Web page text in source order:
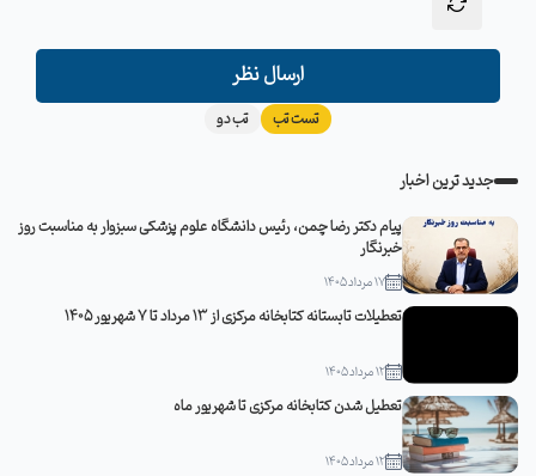
ارسال نظر
تست تب تب دو
جدید ترین اخبار
پیام دکتر رضا چمن، رئیس دانشگاه علوم پزشکی سبزوار به مناسبت روز
خبرنگار
17 مرداد 1405
تعطیلات تابستانه کتابخانه مرکزی از 13 مرداد تا 7 شهریور 1405
12 مرداد 1405
تعطیل شدن کتابخانه مرکزی تا شهریور ماه
12 مرداد 1405